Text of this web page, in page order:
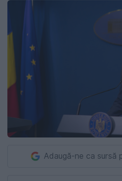
Adaugă-ne ca sursă